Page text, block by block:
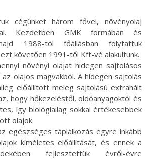
cégünket három fővel, növényolaj
Kezdetben GMK formában és
1988-tól főállásban folytattuk
követően 1991-től Kft-vé alakultunk.
növényi olajat hidegen sajtolásos
olajos magvakból. A hidegen sajtolás
előállított meleg sajtolású extrahált
hogy hőkezeléstől, oldóanyagoktól és
így biológiailag sokkal értékesebbek
olajok.
egészséges táplálkozás egyre inkább
kíméletes előállítását, és ennek a
fejlesztettük évről-évre